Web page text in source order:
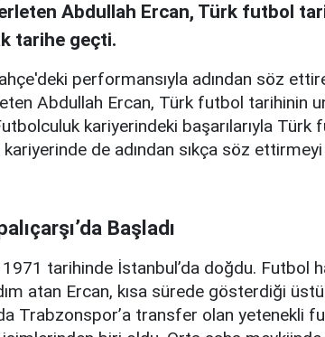
Abdullah Ercan, Türk futbol
tarihe geçti.
performansıyla adından söz
Abdullah Ercan, Türk futbol tarihinin
kariyerindeki başarılarıyla Türk
de adından sıkça söz
Başladı
tarihinde İstanbul’da doğdu. Futbol
atan Ercan, kısa sürede gösterdiği
Trabzonspor’a transfer olan yetenekli